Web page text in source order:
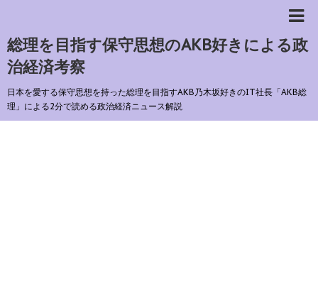
総理を目指す保守思想のAKB好きによる政
治経済考察
日本を愛する保守思想を持った総理を目指すAKB乃木坂好きのIT社長「AKB総
理」による2分で読める政治経済ニュース解説